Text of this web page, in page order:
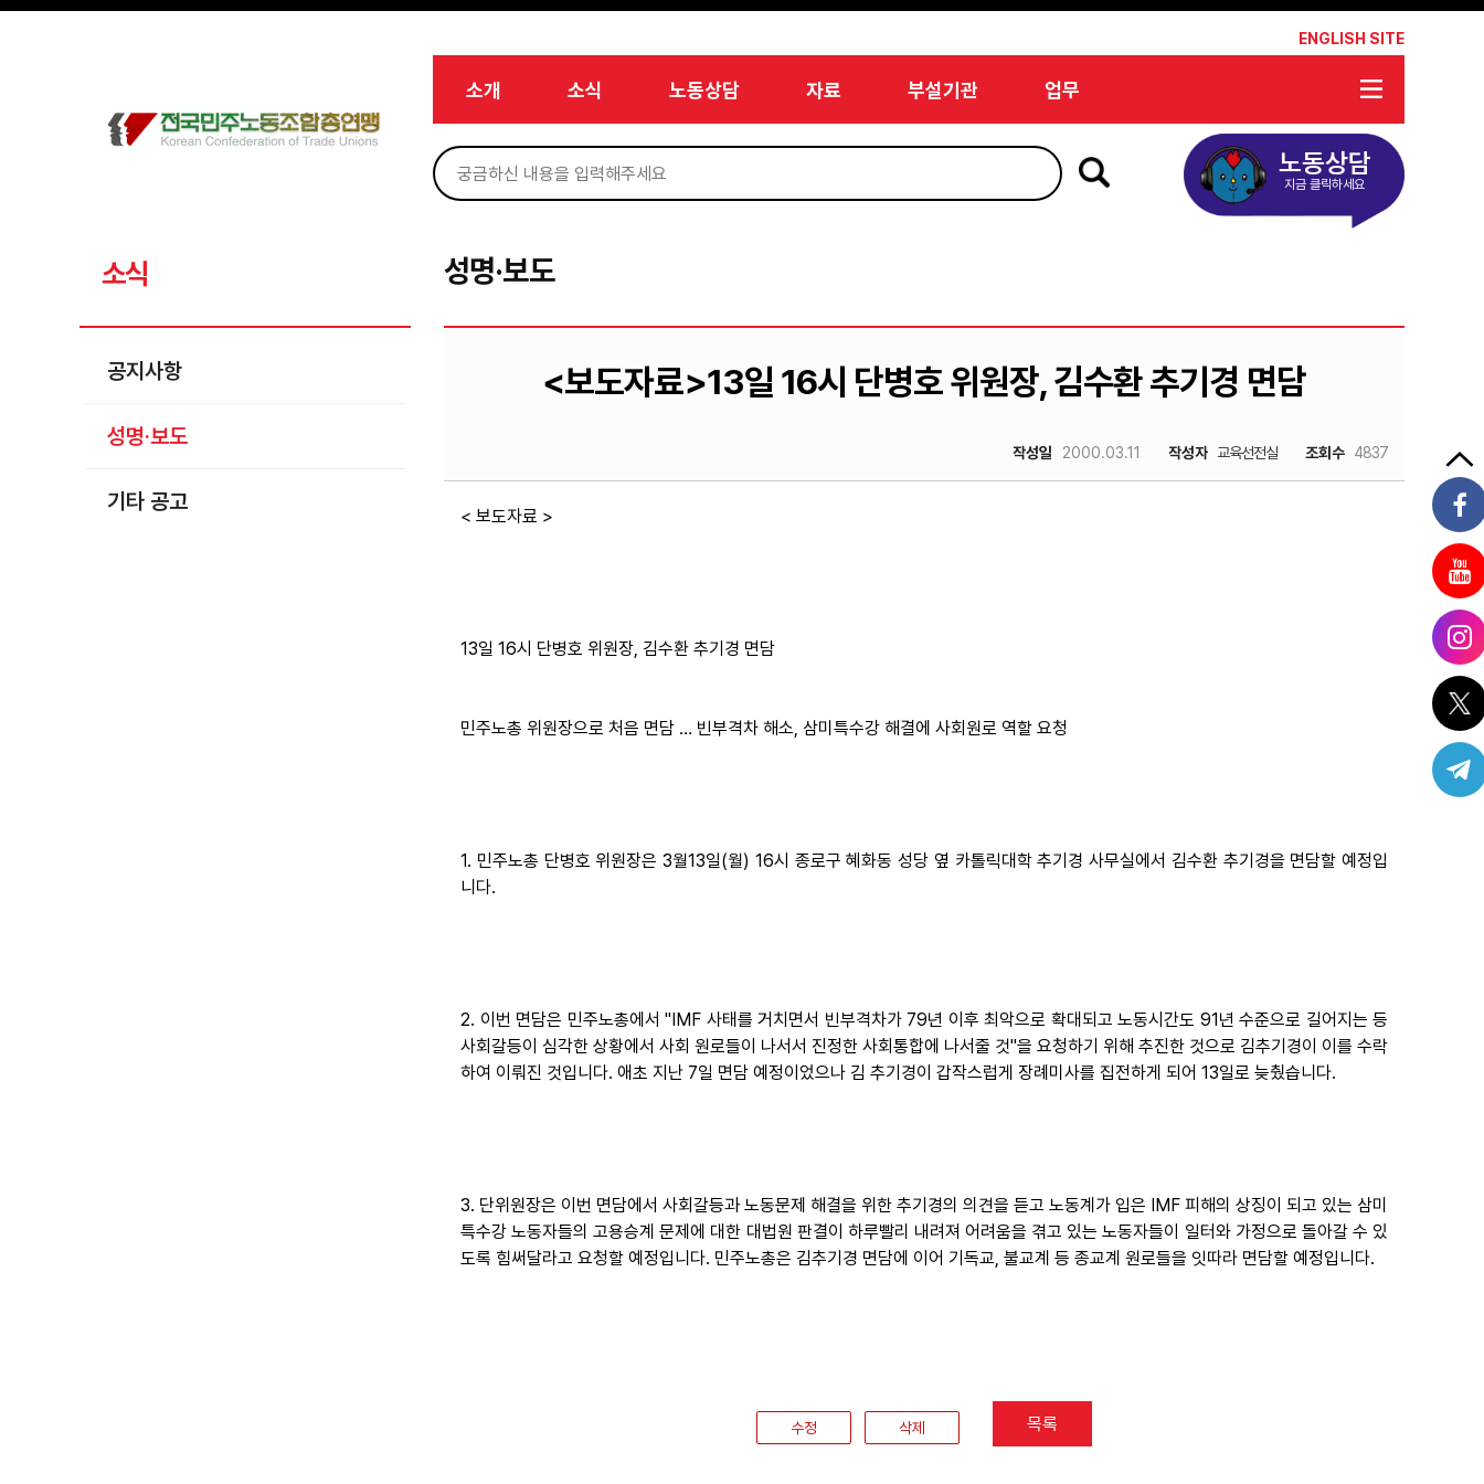
메뉴 건너뛰기
ENGLISH SITE
소개 소식 노동상담 자료 부설기관 업무
노동상담
지금 클릭하세요
소식
공지사항
성명·보도
기타 공고
성명·보도
<보도자료>13일 16시 단병호 위원장, 김수환 추기경 면담
작성일 2000.03.11 작성자 교육선전실 조회수 4837
< 보도자료 >
13일 16시 단병호 위원장, 김수환 추기경 면담
민주노총 위원장으로 처음 면담 … 빈부격차 해소, 삼미특수강 해결에 사회원로 역할 요청
1. 민주노총 단병호 위원장은 3월13일(월) 16시 종로구 혜화동 성당 옆 카톨릭대학 추기경 사무실에서 김수환 추기경을 면담할 예정입
니다.
2. 이번 면담은 민주노총에서 "IMF 사태를 거치면서 빈부격차가 79년 이후 최악으로 확대되고 노동시간도 91년 수준으로 길어지는 등
사회갈등이 심각한 상황에서 사회 원로들이 나서서 진정한 사회통합에 나서줄 것"을 요청하기 위해 추진한 것으로 김추기경이 이를 수락
하여 이뤄진 것입니다. 애초 지난 7일 면담 예정이었으나 김 추기경이 갑작스럽게 장례미사를 집전하게 되어 13일로 늦췄습니다.
3. 단위원장은 이번 면담에서 사회갈등과 노동문제 해결을 위한 추기경의 의견을 듣고 노동계가 입은 IMF 피해의 상징이 되고 있는 삼미
특수강 노동자들의 고용승계 문제에 대한 대법원 판결이 하루빨리 내려져 어려움을 겪고 있는 노동자들이 일터와 가정으로 돌아갈 수 있
도록 힘써달라고 요청할 예정입니다. 민주노총은 김추기경 면담에 이어 기독교, 불교계 등 종교계 원로들을 잇따라 면담할 예정입니다.
수정 삭제 목록
Sketchbook5, 스케치북5